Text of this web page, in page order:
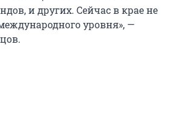
и других. Сейчас в крае не
уровня», —